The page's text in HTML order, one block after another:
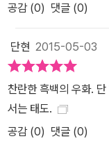
공감 (0) 댓글 (0)
단현 2015-05-03
찬란한 흑백의 우화.
서는 태도.
공감 (0) 댓글 (0)